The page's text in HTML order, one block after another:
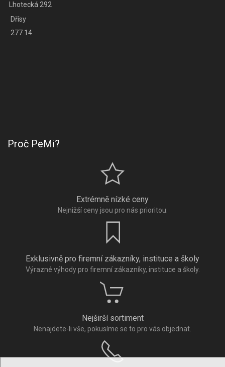
Lhotecká 292
Dřísy
277 14
Proč PeMi?
Extrémně nízké ceny
Nejnižší ceny jsou pro nás prioritou.
Exklusivně pro firemní zákazníky, instituce a školy
Výrazné výhody pro firemní zákazníky, instituce a školy.
Nejširší sortiment
Nenajdete-li vše, pokusíme se to pro vás objednat.